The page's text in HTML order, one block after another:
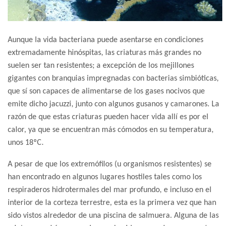
Aunque la vida bacteriana puede asentarse en condiciones
extremadamente hinóspitas, las criaturas más grandes no
suelen ser tan resistentes; a excepción de los mejillones
gigantes con branquias impregnadas con bacterias simbióticas,
que sí son capaces de alimentarse de los gases nocivos que
emite dicho jacuzzi, junto con algunos gusanos y camarones. La
razón de que estas criaturas pueden hacer vida allí es por el
calor, ya que se encuentran más cómodos en su temperatura,
unos 18ºC.
A pesar de que los extremófilos (u organismos resistentes) se
han encontrado en algunos lugares hostiles tales como los
respiraderos hidrotermales del mar profundo, e incluso en el
interior de la corteza terrestre, esta es la primera vez que han
sido vistos alrededor de una piscina de salmuera. Alguna de las